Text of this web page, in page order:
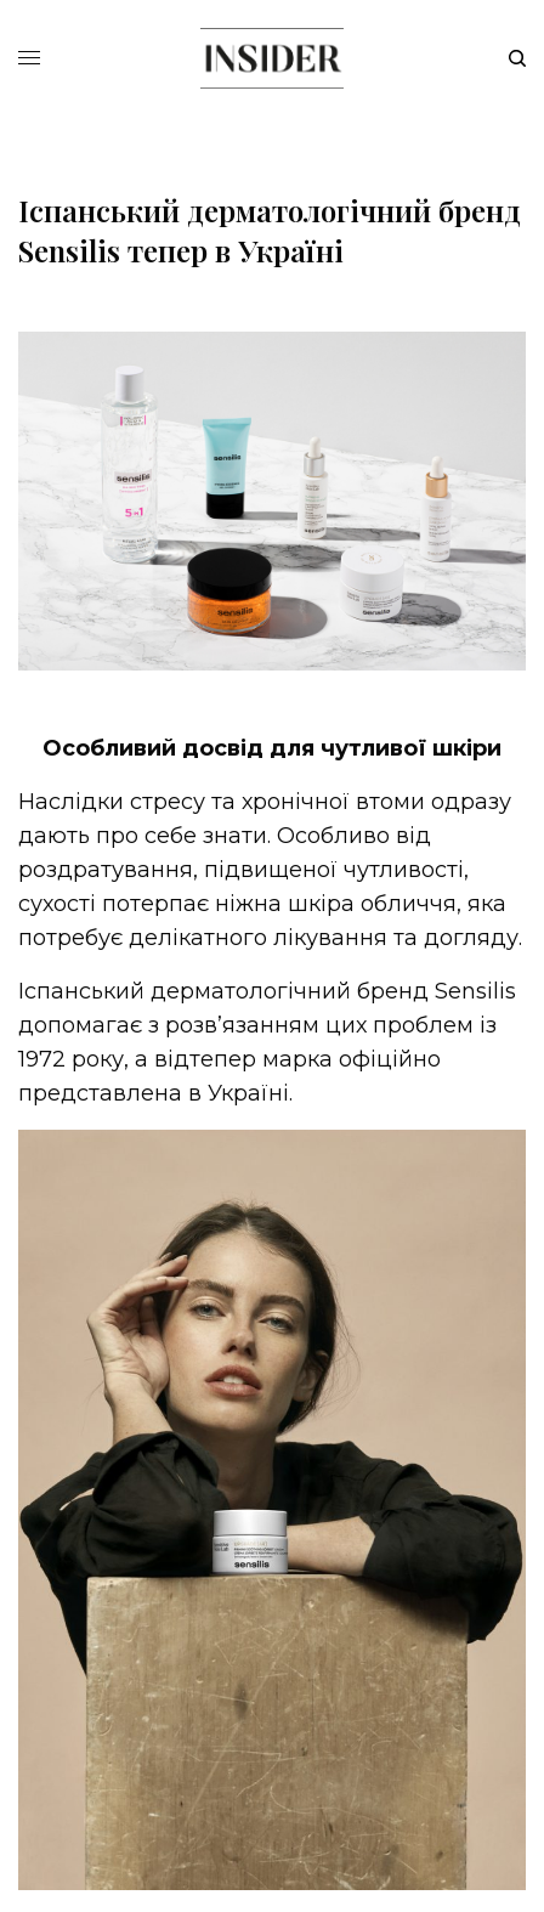
Іспанський дерматологічний бренд
Sensilis тепер в Україні
Особливий досвід для чутливої шкіри
Наслідки стресу та хронічної втоми одразу
дають про себе знати. Особливо від
роздратування, підвищеної чутливості,
сухості потерпає ніжна шкіра обличчя, яка
потребує делікатного лікування та догляду.
Іспанський дерматологічний бренд Sensilis
допомагає з розв’язанням цих проблем із
1972 року, а відтепер марка офіційно
представлена в Україні.